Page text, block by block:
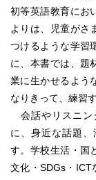
初等英語教育にお
よりは、児童がさ
つけるような学習
に、本書では、題
業に生かせるよう
なりきって、練習
会話やリスニン
に、身近な話題
す。学校生活・国
文化・SDGs・ICT